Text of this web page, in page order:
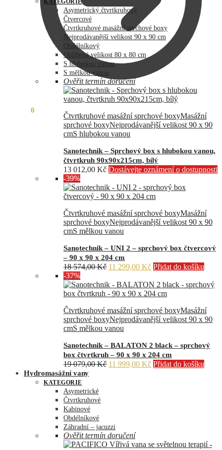
0
73
990,00 Kč.
60
890,00 Kč.
KATEGORIE
Asymetrický čtvrtkruhový
Čtvercové
Čtvrtkruhové masážní sprchové boxy
Nejprodávanější velikost 90 x 90 cm
Obdélníkový
Oblíbená velikost 80 x 80 cm
S hlubokou vanou
S mělkou vanou
Ověřit termín doručení
Čtvrtkruhové masážní sprchové boxyMasážní
sprchové boxyNejprodávanější velikost 90 x 90
cmS hlubokou vanou
Sanotechnik – Sprchový box s hlubokou vanou,
čtvrtkruh 90x90x215cm, bílý
13 012,00 Kč Dostávejte oznámení o dostupnosti
-39%
Čtvrtkruhové masážní sprchové boxyMasážní
sprchové boxyNejprodávanější velikost 90 x 90
cmS mělkou vanou
Sanotechnik – UNI 2 – sprchový box čtvercový
– 90 x 90 x 204 cm
18 574,00Kč Původní
byla:
18
11 299,00 KčAktuální
je:
11
Přidat do košíku
-37%
Čtvrtkruhové masážní sprchové boxyMasážní
sprchové boxyNejprodávanější velikost 90 x 90
cmS mělkou vanou
Sanotechnik – BALATON 2 black – sprchový
box čtvrtkruh – 90 x 90 x 204 cm
19 079,00Kč Původní
11 999,00 KčAktuální
Přidat do košíku
Hydromasážní vany
KATEGORIE
Asymetrické
Čtvrtkruhové
Kabinové
Obdélníkové
Záhradní – jacuzzi
Ověřit termín doručení